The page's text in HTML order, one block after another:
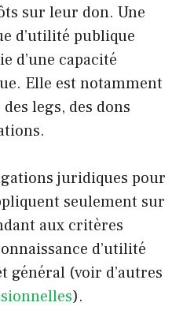
sur leur don. Une
d’utilité publique
d’une capacité
Elle est notamment
legs, des dons
juridiques pour
seulement sur
aux critères
d’utilité
général (voir d’autres
).